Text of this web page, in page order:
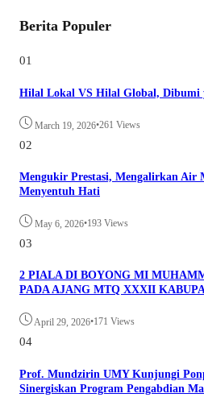
Berita Populer
01
Hilal Lokal VS Hilal Global, Dibumi
March 19, 2026•261 Views
02
Mengukir Prestasi, Mengalirkan Air
Menyentuh Hati
May 6, 2026•193 Views
03
2 PIALA DI BOYONG MI
PADA AJANG MTQ XXXII
April 29, 2026•171 Views
04
Prof. Mundzirin UMY Kunjungi
Sinergiskan Program Pengabdian